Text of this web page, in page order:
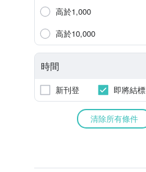
高於1,000
高於10,000
時間
新刊登 即將結標
清除所有條件